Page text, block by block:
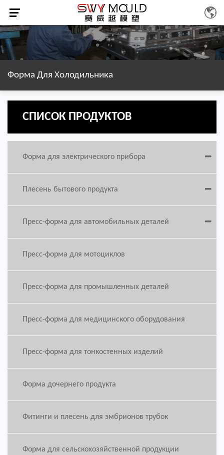
Форма Для Холодильника
СПИСОК ПРОДУКТОВ
Форма для электрического прибора
Плесень бытового продукта
Пресс-форма для автомобильных деталей
Пресс-форма для мотоциклов
Пресс-форма для промышленных деталей
Пресс-форма для медицинского оборудования
Пресс-форма для тонкостенных изделий
Форма дочернего продукта
Фитинги и плесень для эмбрионов трубок
Форма для сельскохозяйственной продукции